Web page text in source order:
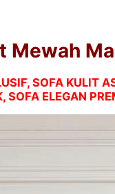
Mewah
SOFA KULIT
SOFA ELEGAN